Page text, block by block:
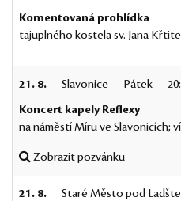
Komentovaná prohlídka
tajuplného kostela sv. Jana
21. 8. Slavonice Pátek
Koncert kapely Reflexy
na náměstí Míru ve Slavonicích;
Zobrazit pozvánku
21. 8. Staré Město pod